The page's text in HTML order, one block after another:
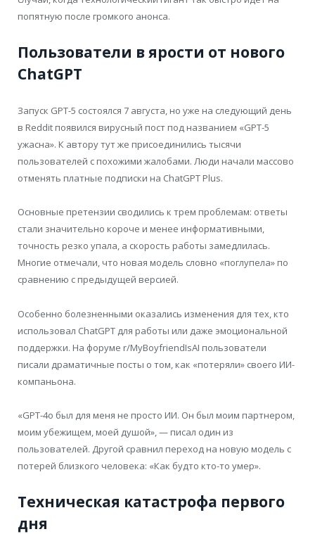
попятную после громкого анонса.
Пользователи в ярости от нового
ChatGPT
Запуск GPT-5 состоялся 7 августа, но уже на следующий день
в Reddit появился вирусный пост под названием «GPT-5
ужасна». К автору тут же присоединились тысячи
пользователей с похожими жалобами. Люди начали массово
отменять платные подписки на ChatGPT Plus.
Основные претензии сводились к трем проблемам: ответы
стали значительно короче и менее информативными,
точность резко упала, а скорость работы замедлилась.
Многие отмечали, что новая модель словно «поглупела» по
сравнению с предыдущей версией.
Особенно болезненными оказались изменения для тех, кто
использовал ChatGPT для работы или даже эмоциональной
поддержки. На форуме r/MyBoyfriendIsAI пользователи
писали драматичные посты о том, как «потеряли» своего ИИ-
компаньона.
«GPT-4o был для меня не просто ИИ. Он был моим партнером,
моим убежищем, моей душой», — писал один из
пользователей. Другой сравнил переход на новую модель с
потерей близкого человека: «Как будто кто-то умер».
Техническая катастрофа первого
дня